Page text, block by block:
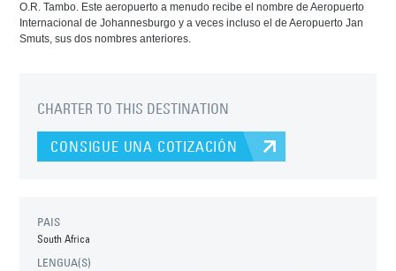
O.R. Tambo. Este aeropuerto a menudo recibe el nombre de Aeropuerto
Internacional de Johannesburgo y a veces incluso el de Aeropuerto Jan
Smuts, sus dos nombres anteriores.
CHARTER TO THIS DESTINATION
CONSIGUE UNA COTIZACIÓN
PAIS
South Africa
LENGUA(S)